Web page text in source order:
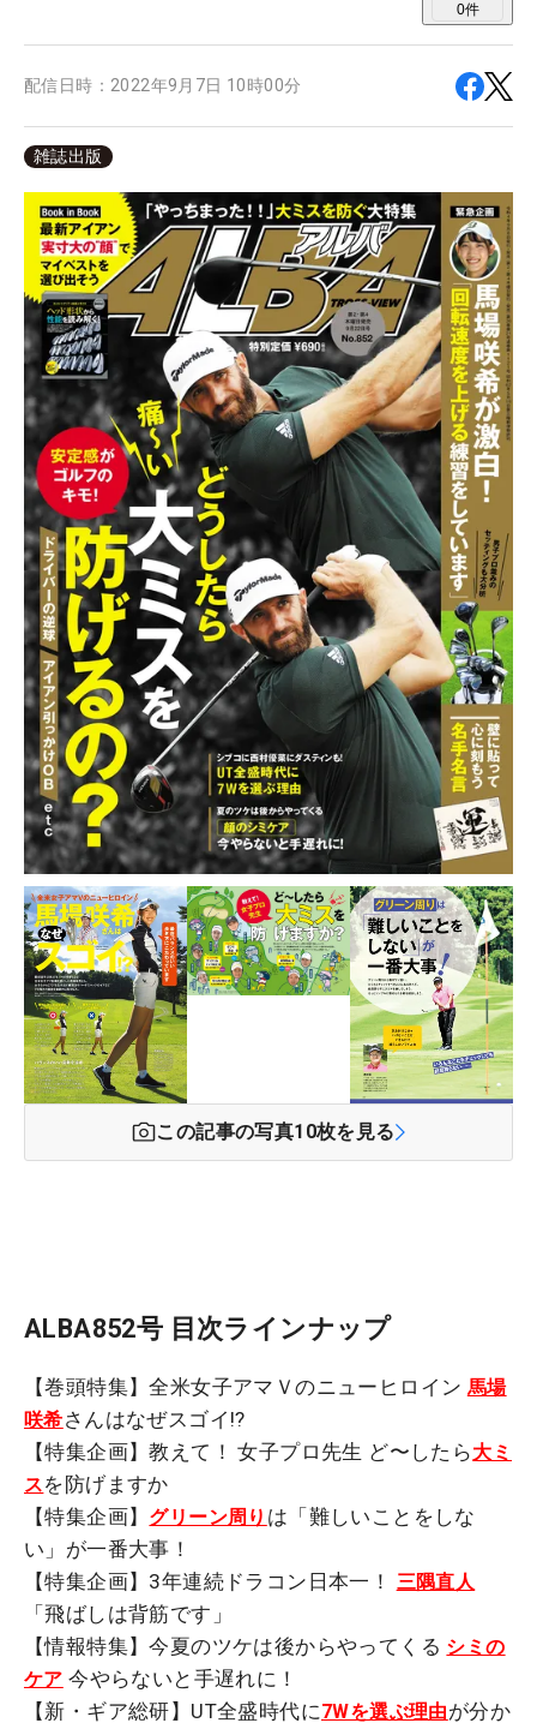
0件
配信日時： 2022年9月7日 10時00分
雑誌出版
この記事の写真10枚を見る
ALBA852号 目次ラインナップ
【巻頭特集】全米女子アマＶのニューヒロイン 馬場
咲希さんはなぜスゴイ!?
【特集企画】教えて！ 女子プロ先生 ど〜したら大ミ
スを防げますか
【特集企画】 グリーン周り は「難しいことをしな
い」が一番大事！
【特集企画】3年連続ドラコン日本一！ 三隅直人
「飛ばしは背筋です」
【情報特集】今夏のツケは後からやってくる シミの
ケア 今やらないと手遅れに！
【新・ギア総研】UT全盛時代に7Wを選ぶ理由が分か